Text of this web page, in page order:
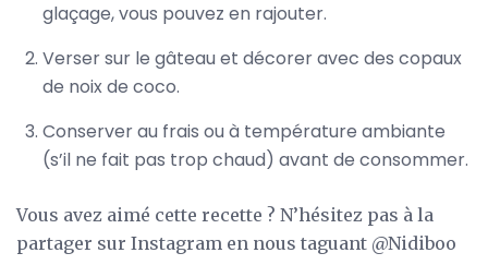
glaçage, vous pouvez en rajouter.
Verser sur le gâteau et décorer avec des copaux
de noix de coco.
Conserver au frais ou à température ambiante
(s’il ne fait pas trop chaud) avant de consommer.
Vous avez aimé cette recette ? N’hésitez pas à la
partager sur Instagram en nous taguant @Nidiboo